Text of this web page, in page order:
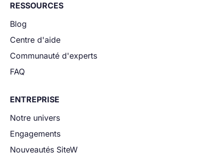
RESSOURCES
Blog
Centre d'aide
Communauté d'experts
FAQ
ENTREPRISE
Notre univers
Engagements
Nouveautés SiteW